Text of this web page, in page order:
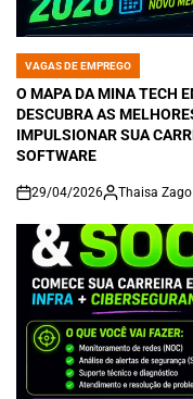
POSTED
IN
VAGAS DE EMPREGO
O MAPA DA MINA TECH
DESCUBRA AS
IMPULSIONAR SUA
SOFTWARE
on
29/04/2026 Thaisa